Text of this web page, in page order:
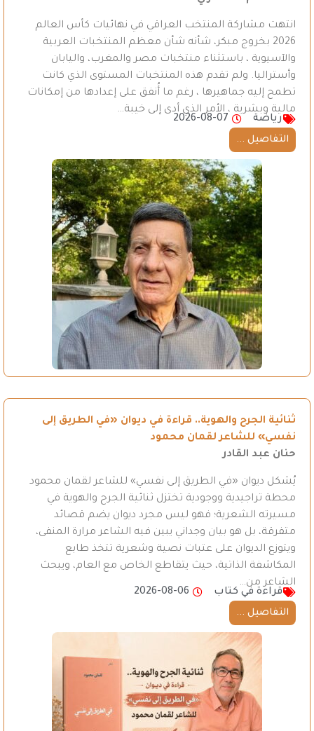
انتهت مشاركة المنتخب العراقي في نهائيات كأس العالم
2026 بخروج مبكر، شأنه شأن معظم المنتخبات العربية
والآسيوية ، باستثناء منتخبات مصر والمغرب، واليابان
وأستراليا. ولم تقدم هذه المنتخبات المستوى الذي كانت
تطمح إليه جماهيرها ، رغم ما أُنفق على إعدادها من إمكانات
مالية وبشرية ، الأمر الذي أدى إلى خيبة…
رياضة
2026-08-07
التفاصيل ...
ثنائية الجرح والهوية.. قراءة في ديوان «في الطريق إلى
نفسي» للشاعر لقمان محمود
حنان عبد القادر
يُشكل ديوان «في الطريق إلى نفسي» للشاعر لقمان محمود
محطة تراجيدية ووجودية تختزل ثنائية الجرح والهوية في
مسيرته الشعرية؛ فهو ليس مجرد ديوان يضم قصائد
متفرقة، بل هو بيان وجداني يبين فيه الشاعر مرارة المنفى،
ويتوزع الديوان على عتبات نصية وشعرية تتخذ طابع
المكاشفة الذاتية، حيث يتقاطع الخاص مع العام، ويبحث
الشاعر من…
قراءة في كتاب
2026-08-06
التفاصيل ...